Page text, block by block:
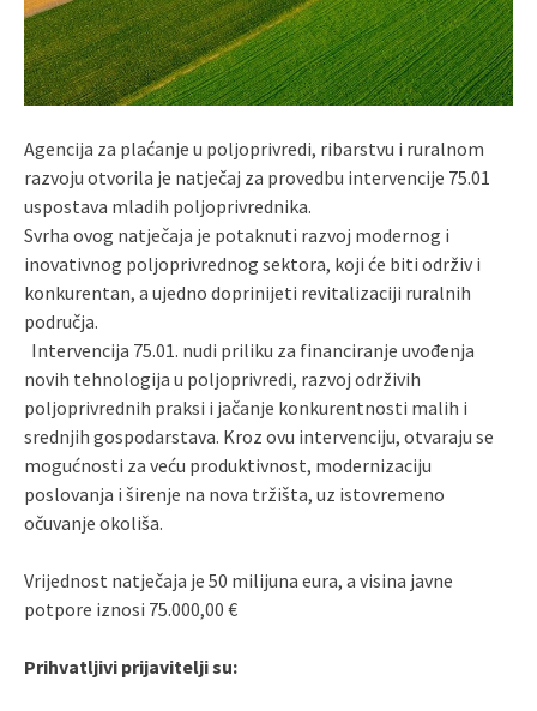
Agencija za plaćanje u poljoprivredi, ribarstvu i ruralnom
razvoju otvorila je natječaj za provedbu intervencije 75.01
uspostava mladih poljoprivrednika.
Svrha ovog natječaja je potaknuti razvoj modernog i
inovativnog poljoprivrednog sektora, koji će biti održiv i
konkurentan, a ujedno doprinijeti revitalizaciji ruralnih
područja.
Intervencija 75.01. nudi priliku za financiranje uvođenja
novih tehnologija u poljoprivredi, razvoj održivih
poljoprivrednih praksi i jačanje konkurentnosti malih i
srednjih gospodarstava. Kroz ovu intervenciju, otvaraju se
mogućnosti za veću produktivnost, modernizaciju
poslovanja i širenje na nova tržišta, uz istovremeno
očuvanje okoliša.
Vrijednost natječaja je 50 milijuna eura, a visina javne
potpore iznosi 75.000,00 €
Prihvatljivi prijavitelji su: